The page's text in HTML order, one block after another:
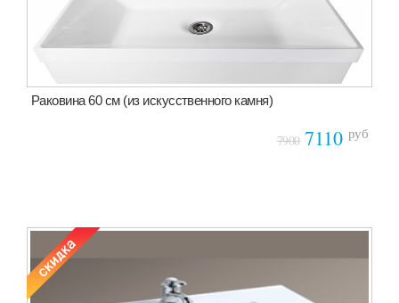
Раковина 60 см (из искусственного камня)
79007110 руб